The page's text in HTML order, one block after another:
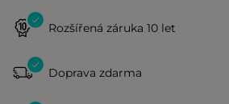
Rozšířená záruka 10 let
Doprava zdarma